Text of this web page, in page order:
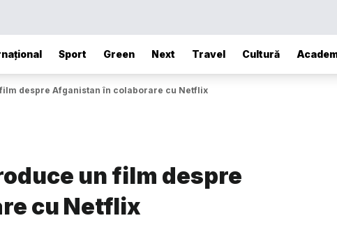
Sport Green Next Travel Cultură
despre Afganistan în colaborare cu Netflix
un film despre
cu Netflix